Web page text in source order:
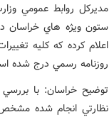
مديرکل روابط عمومي
اعلام کرده که کليه
روزنامه رسمي درج شده
توضيح خراسان: با
نظارتي انجام شده